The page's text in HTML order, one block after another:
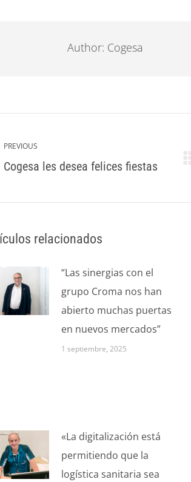
Author: Cogesa
PREVIOUS
Previous
Cogesa les desea felices fiestas
relacionados
“Las sinergias con el
grupo Croma nos han
abierto muchas puertas
en nuevos mercados”
1 septiembre, 2025
«La digitalización está
permitiendo que la
logística sanitaria sea